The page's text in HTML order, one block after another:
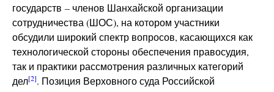
государств – членов Шанхайской организации
сотрудничества (ШОС), на котором участники
обсудили широкий спектр вопросов, касающихся как
технологической стороны обеспечения правосудия,
так и практики рассмотрения различных категорий
дел[2]. Позиция Верховного суда Российской